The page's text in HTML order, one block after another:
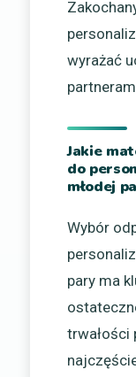
wyrażać
Jakie
do
młodej
Wybór
pary ma
trwałości